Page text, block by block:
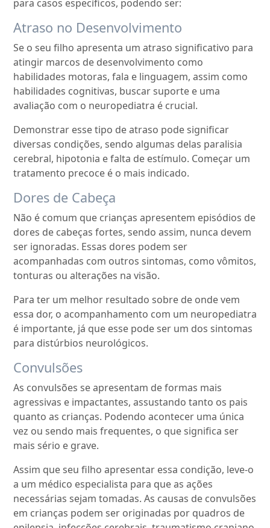
para casos específicos, podendo ser:
Atraso no Desenvolvimento
Se o seu filho apresenta um atraso significativo para
atingir marcos de desenvolvimento como
habilidades motoras, fala e linguagem, assim como
habilidades cognitivas, buscar suporte e uma
avaliação com o neuropediatra é crucial.
Demonstrar esse tipo de atraso pode significar
diversas condições, sendo algumas delas paralisia
cerebral, hipotonia e falta de estímulo. Começar um
tratamento precoce é o mais indicado.
Dores de Cabeça
Não é comum que crianças apresentem episódios de
dores de cabeças fortes, sendo assim, nunca devem
ser ignoradas. Essas dores podem ser
acompanhadas com outros sintomas, como vômitos,
tonturas ou alterações na visão.
Para ter um melhor resultado sobre de onde vem
essa dor, o acompanhamento com um neuropediatra
é importante, já que esse pode ser um dos sintomas
para distúrbios neurológicos.
Convulsões
As convulsões se apresentam de formas mais
agressivas e impactantes, assustando tanto os pais
quanto as crianças. Podendo acontecer uma única
vez ou sendo mais frequentes, o que significa ser
mais sério e grave.
Assim que seu filho apresentar essa condição, leve-o
a um médico especialista para que as ações
necessárias sejam tomadas. As causas de convulsões
em crianças podem ser originadas por quadros de